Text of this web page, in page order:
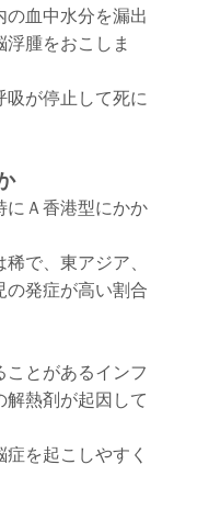
の血中水分を漏出
腫をおこしま
吸が停止して死に
にＡ香港型にかか
で、東アジア、
の発症が高い割合
ことがあるインフ
解熱剤が起因して
を起こしやすく